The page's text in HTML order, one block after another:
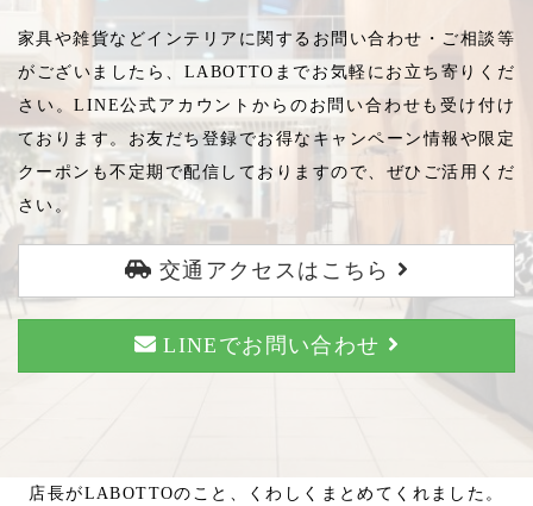
家具や雑貨などインテリアに関するお問い合わせ・ご相談等
がございましたら、LABOTTOまでお気軽にお立ち寄りくだ
さい。LINE公式アカウントからのお問い合わせも受け付け
ております。お友だち登録でお得なキャンペーン情報や限定
クーポンも不定期で配信しておりますので、ぜひご活用くだ
さい。
交通アクセスはこちら
LINEでお問い合わせ
店長がLABOTTOのこと、くわしくまとめてくれました。